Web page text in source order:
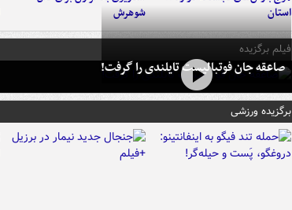
استان
شوهرش
فیلم برگزیده
صاعقه جان فوتبالیست تایلندی را گرفت!
برگزیده ورزشی